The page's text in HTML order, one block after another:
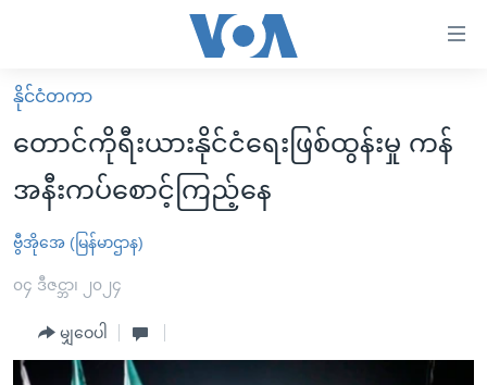
လွယ်ကူ
စေ
သည့်
များ
ပင်မ
ကျော်
မူလစာမျက်နှာ
မြန်မာ
ကမ္ဘာ့သတင်းများ
နိုင်ငံတကာ
အစ္စရေး-ပါလက်စတိုင်း
ဗွီဒီယို
အင်္ဂလိပ်စာလေ့လာမယ်
နိုင်ငံတကာ
တောင်ကိုရီးယားနိုင်ငံရေးဖြစ်ထွန်းမှု ကန်
အနီးကပ်စောင့်ကြည့်နေ
ဗွီအိုအေ (မြန်မာဌာန)
၀၄ ဒီဇင္ဘာ၊ ၂၀၂၄
မျှဝေပါ